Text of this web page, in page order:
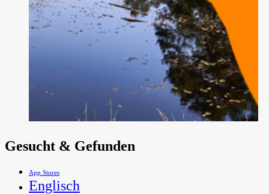
Gesucht & Gefunden
App Stores
Englisch